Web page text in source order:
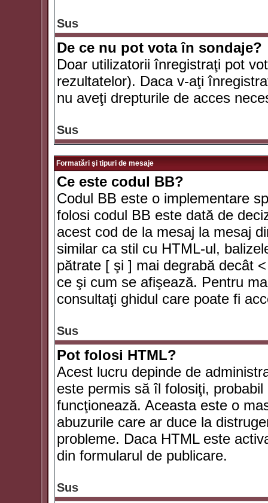
Sus
De ce nu pot vota în sondaje?
Doar utilizatorii înregistraţi pot
rezultatelor). Daca v-aţi
nu aveţi drepturile de acces
Sus
Formatări şi tipuri de mesaje
Ce este codul BB?
Codul BB este o implementare
folosi codul BB este dată de
acest cod de la mesaj la mesaj
similar ca stil cu HTML-ul,
pătrate [ şi ] mai degrabă decât
ce şi cum se afişează. Pentru
consultaţi ghidul care poate fi
Sus
Pot folosi HTML?
Acest lucru depinde de
este permis să îl folosiţi,
funcţionează. Aceasta este o
abuzurile care ar duce la
probleme. Daca HTML este
din formularul de publicare.
Sus